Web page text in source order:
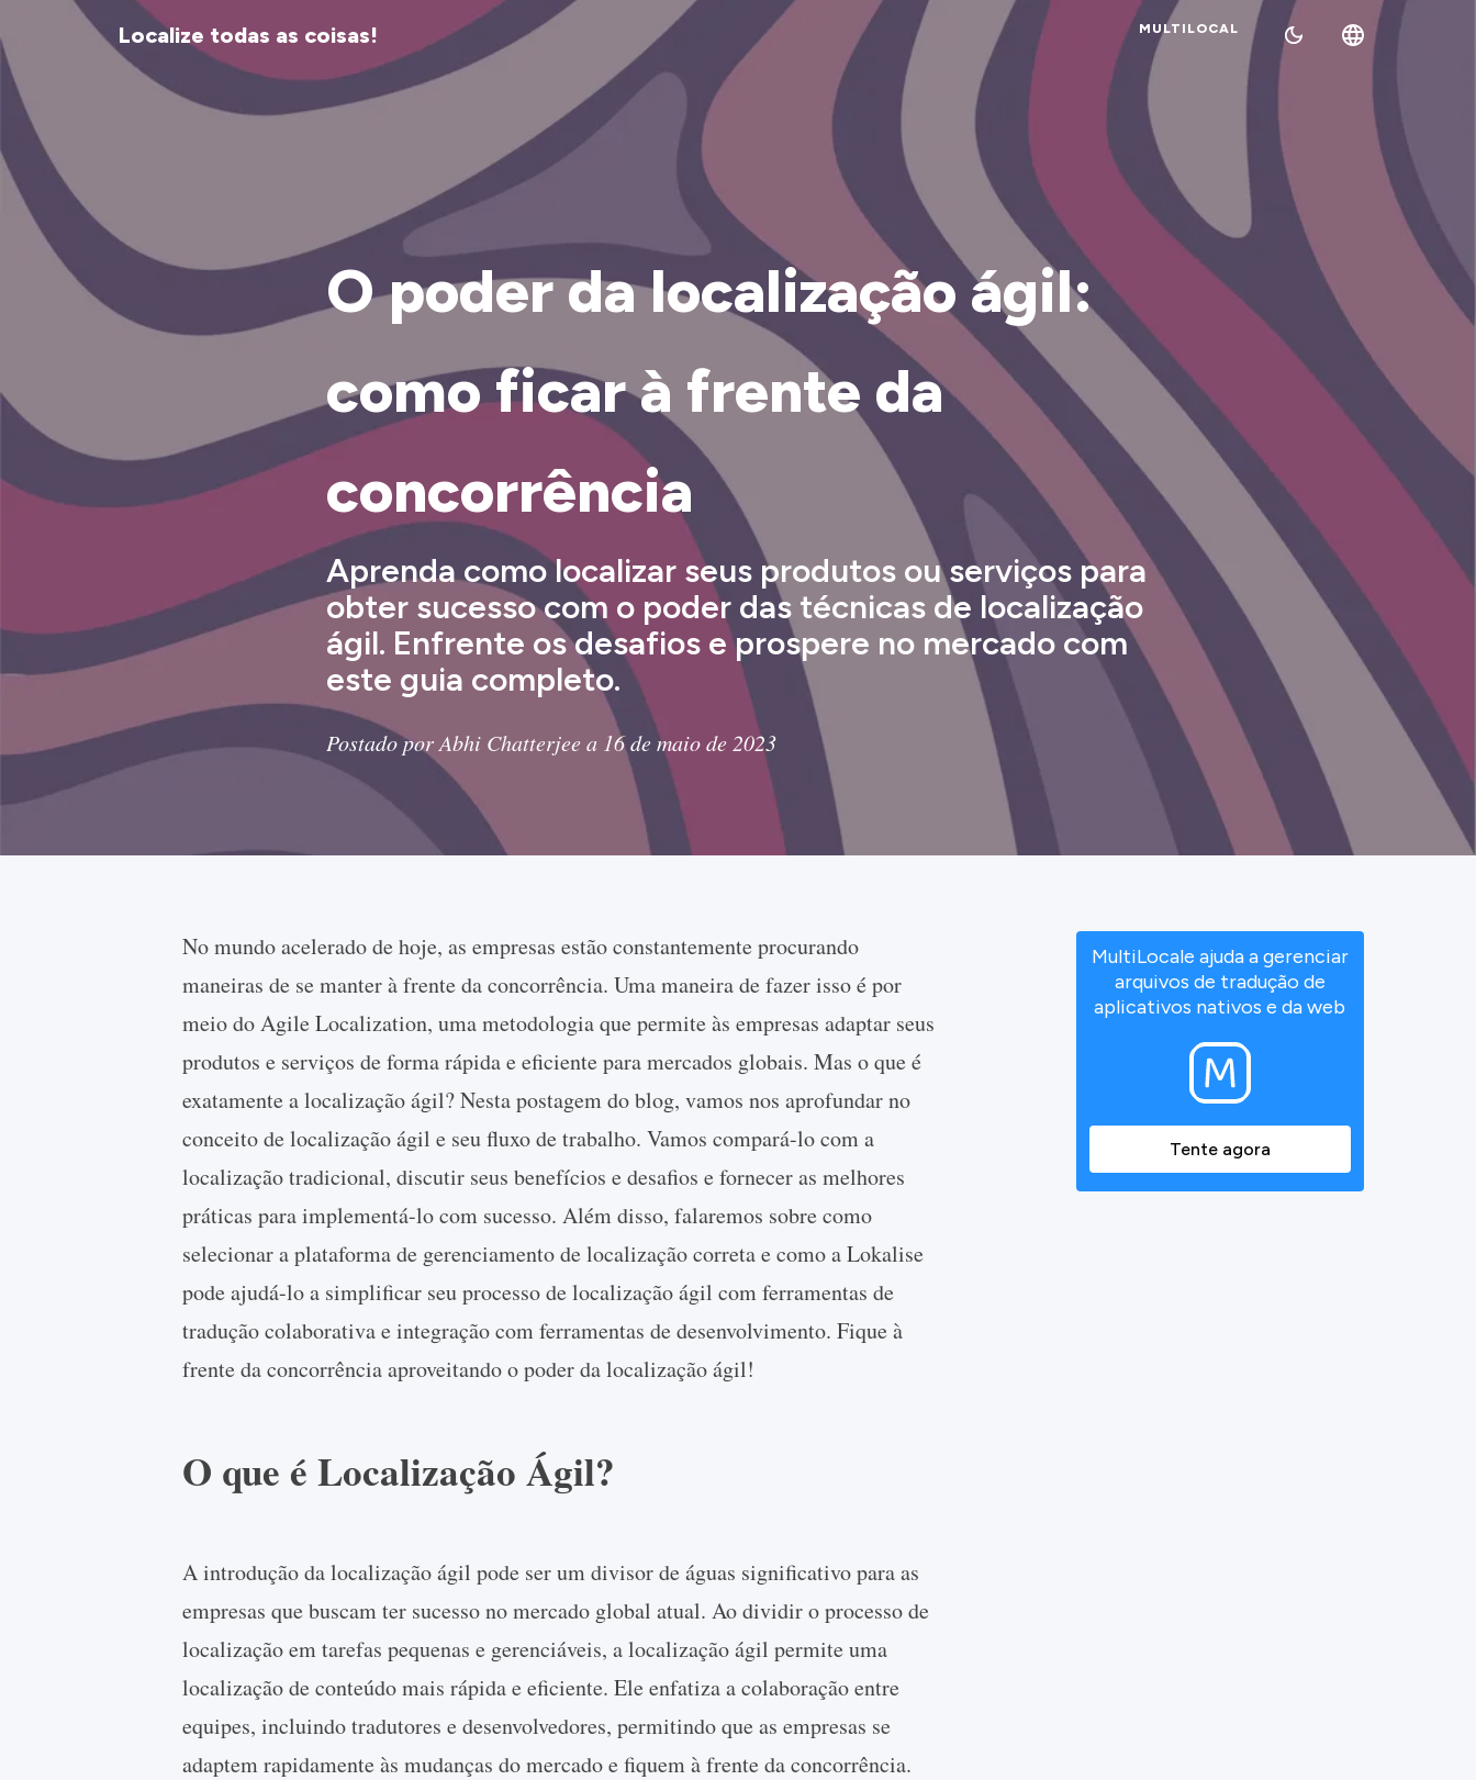
Localize todas as coisas! MULTILOCAL
O poder da localização ágil:
como ficar à frente da
concorrência
Aprenda como localizar seus produtos ou serviços para
obter sucesso com o poder das técnicas de localização
ágil. Enfrente os desafios e prospere no mercado com
este guia completo.
Postado por Abhi Chatterjee a 16 de maio de 2023
No mundo acelerado de hoje, as empresas estão constantemente procurando
maneiras de se manter à frente da concorrência. Uma maneira de fazer isso é por
meio do Agile Localization, uma metodologia que permite às empresas adaptar seus
produtos e serviços de forma rápida e eficiente para mercados globais. Mas o que é
exatamente a localização ágil? Nesta postagem do blog, vamos nos aprofundar no
conceito de localização ágil e seu fluxo de trabalho. Vamos compará-lo com a
localização tradicional, discutir seus benefícios e desafios e fornecer as melhores
práticas para implementá-lo com sucesso. Além disso, falaremos sobre como
selecionar a plataforma de gerenciamento de localização correta e como a Lokalise
pode ajudá-lo a simplificar seu processo de localização ágil com ferramentas de
tradução colaborativa e integração com ferramentas de desenvolvimento. Fique à
frente da concorrência aproveitando o poder da localização ágil!
O que é Localização Ágil?
A introdução da localização ágil pode ser um divisor de águas significativo para as
empresas que buscam ter sucesso no mercado global atual. Ao dividir o processo de
localização em tarefas pequenas e gerenciáveis, a localização ágil permite uma
localização de conteúdo mais rápida e eficiente. Ele enfatiza a colaboração entre
equipes, incluindo tradutores e desenvolvedores, permitindo que as empresas se
adaptem rapidamente às mudanças do mercado e fiquem à frente da concorrência.
MultiLocale ajuda a gerenciar
arquivos de tradução de
aplicativos nativos e da web
Tente agora